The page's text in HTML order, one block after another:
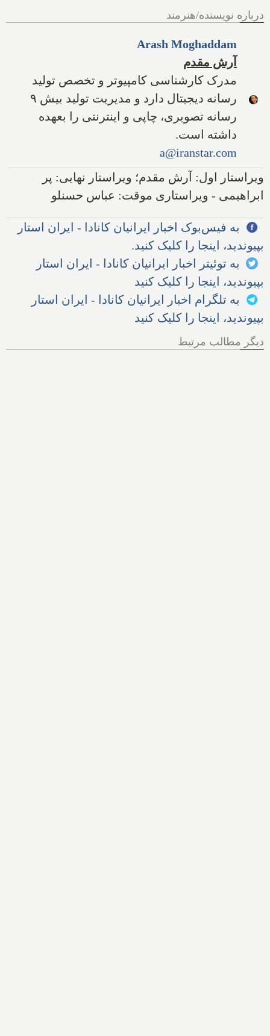
درباره نویسنده/هنرمند
Arash Moghaddam
آرش مقدم
مدرک کارشناسی کامپیوتر و تخصص تولید
رسانه دیجیتال دارد و مدیریت تولید بیش ۹
رسانه تصویری، چاپی و اینترنتی را بعهده
داشته است.
a@iranstar.com
ویراستار اول: آرش مقدم؛ ویراستار نهایی: پر
ابراهیمی - ویراستاری موقت: عباس حسنلو
به فیس‌بوک اخبار ایرانیان کانادا - ایران استار
بپیوندید، اینجا را کلیک کنید.
به توئیتر اخبار ایرانیان کانادا - ایران استار
بپیوندید، اینجا را کلیک کنید
به تلگرام اخبار ایرانیان کانادا - ایران استار
بپیوندید، اینجا را کلیک کنید
دیگر مطالب مرتبط